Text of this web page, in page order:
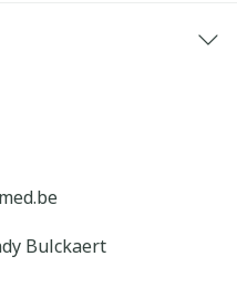
Bulckaert